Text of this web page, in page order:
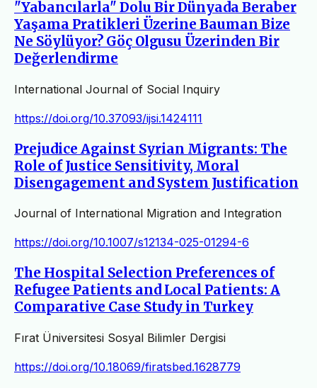
"Yabancılarla" Dolu Bir Dünyada Beraber
Yaşama Pratikleri Üzerine Bauman Bize
Ne Söylüyor? Göç Olgusu Üzerinden Bir
Değerlendirme
International Journal of Social Inquiry
https://doi.org/10.37093/ijsi.1424111
Prejudice Against Syrian Migrants: The
Role of Justice Sensitivity, Moral
Disengagement and System Justification
Journal of International Migration and Integration
https://doi.org/10.1007/s12134-025-01294-6
The Hospital Selection Preferences of
Refugee Patients and Local Patients: A
Comparative Case Study in Turkey
Fırat Üniversitesi Sosyal Bilimler Dergisi
https://doi.org/10.18069/firatsbed.1628779